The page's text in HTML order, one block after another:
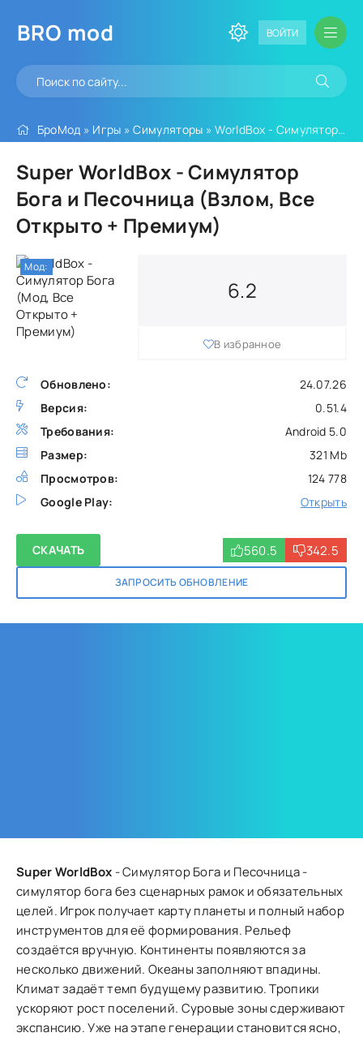
BRO mod ВОЙТИ
БроМод » Игры »Симуляторы » WorldBox - Симулятор Бога (Мод, Все Открыто + Премиум)
Super WorldBox - Симулятор
Бога и Песочница (Взлом, Все
Открыто + Премиум)
Обновлено:
24.07.26
Версия:
0.51.4
Требования:
Android 5.0
Размер:
321 Mb
Просмотров:
124 778
Google Play:
Открыть
6.2
В избранное
СКАЧАТЬ
ЗАПРОСИТЬ ОБНОВЛЕНИЕ
560.5 342.5
Мод:
Super WorldBox - Симулятор Бога и Песочница -
симулятор бога без сценарных рамок и обязательных
целей. Игрок получает карту планеты и полный набор
инструментов для её формирования. Рельеф
создаётся вручную. Континенты появляются за
несколько движений. Океаны заполняют впадины.
Климат задаёт темп будущему развитию. Тропики
ускоряют рост поселений. Суровые зоны сдерживают
экспансию. Уже на этапе генерации становится ясно,